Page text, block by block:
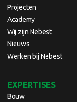
Projecten
Academy
Wij zijn Nebest
Nieuws
Werken bij Nebest
EXPERTISES
Bouw